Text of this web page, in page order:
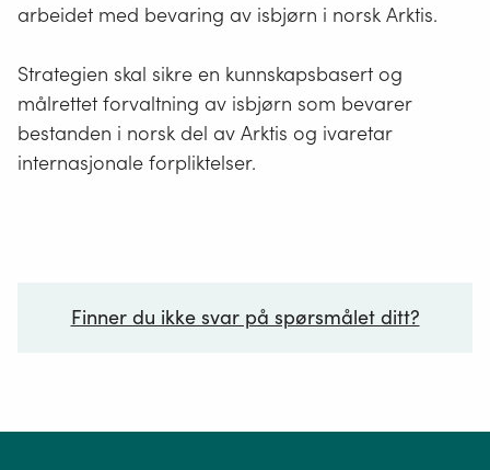
arbeidet med bevaring av isbjørn i norsk Arktis.
Strategien skal sikre en kunnskapsbasert og
målrettet forvaltning av isbjørn som bevarer
bestanden i norsk del av Arktis og ivaretar
internasjonale forpliktelser.
Finner du ikke svar på spørsmålet ditt?